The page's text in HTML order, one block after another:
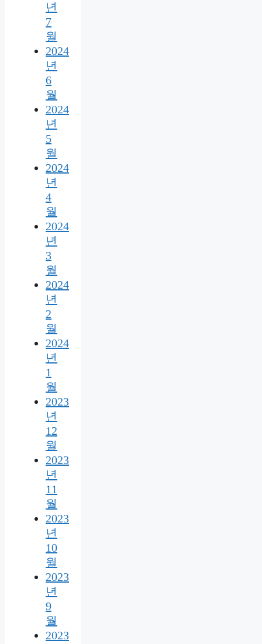
년
7
월
2024
년
6
월
2024
년
5
월
2024
년
4
월
2024
년
3
월
2024
년
2
월
2024
년
1
월
2023
년
12
월
2023
년
11
월
2023
년
10
월
2023
년
9
월
2023